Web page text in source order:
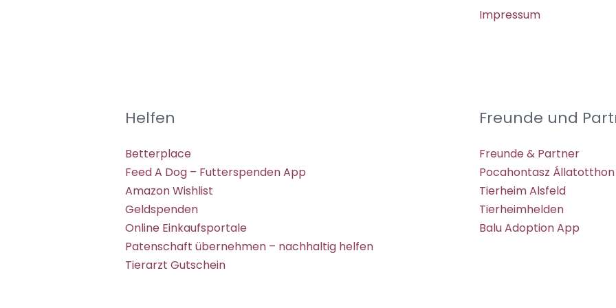
Impressum
Helfen
Betterplace
Feed A Dog – Futterspenden App
Amazon Wishlist
Geldspenden
Online Einkaufsportale
Patenschaft übernehmen – nachhaltig helfen
Tierarzt Gutschein
Freunde und
Freunde & Partner
Pocahontasz Állatotthon
Tierheim Alsfeld
Tierheimhelden
Balu Adoption App